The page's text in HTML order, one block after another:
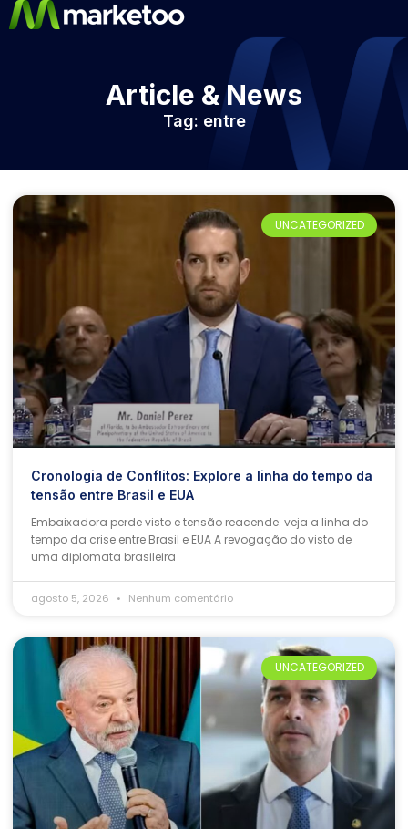
Article & News
Tag: entre
UNCATEGORIZED
Cronologia de Conflitos: Explore a linha do tempo da
tensão entre Brasil e EUA
Embaixadora perde visto e tensão reacende: veja a linha do
tempo da crise entre Brasil e EUA A revogação do visto de
uma diplomata brasileira
agosto 5, 2026 Nenhum comentário
UNCATEGORIZED